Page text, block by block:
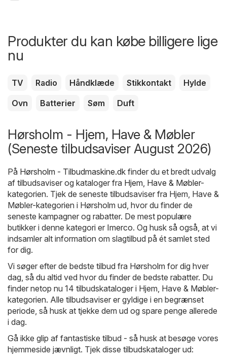
Produkter du kan købe billigere lige
nu
TV Radio Håndklæde Stikkontakt
Hylde
Ovn
Batterier Søm Duft
Hørsholm - Hjem, Have & Møbler
(Seneste tilbudsaviser August 2026)
På Hørsholm - Tilbudmaskine.dk finder du et bredt udvalg
af tilbudsaviser og kataloger fra Hjem, Have & Møbler-
kategorien. Tjek de seneste tilbudsaviser fra Hjem, Have &
Møbler-kategorien i Hørsholm ud, hvor du finder de
seneste kampagner og rabatter. De mest populære
butikker i denne kategori er Imerco. Og husk så også, at vi
indsamler alt information om slagtilbud på ét samlet sted
for dig.
Vi søger efter de bedste tilbud fra Hørsholm for dig hver
dag, så du altid ved hvor du finder de bedste rabatter. Du
finder netop nu 14 tilbudskataloger i Hjem, Have & Møbler-
kategorien. Alle tilbudsaviser er gyldige i en begrænset
periode, så husk at tjekke dem ud og spare penge allerede
i dag.
Gå ikke glip af fantastiske tilbud - så husk at besøge vores
hjemmeside jævnligt. Tjek disse tilbudskataloger ud: